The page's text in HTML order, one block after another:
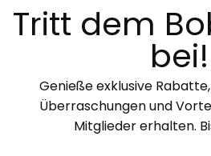
Tritt dem
bei!
Genieße exklusive
Überraschungen und
Mitglieder erhalten.